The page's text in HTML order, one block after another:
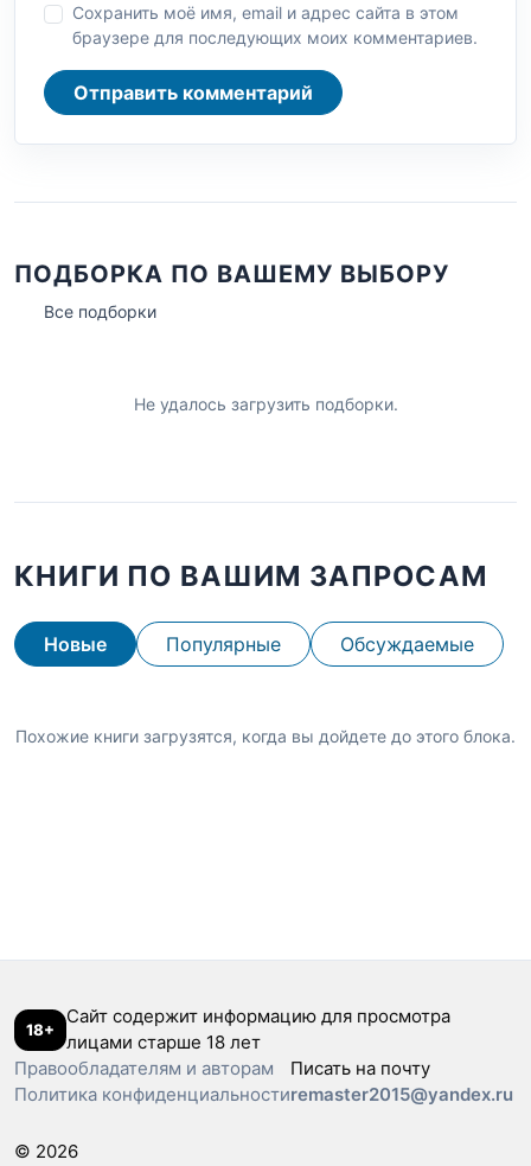
Сохранить моё имя, email и адрес сайта в этом
браузере для последующих моих комментариев.
Отправить комментарий
ПОДБОРКА ПО ВАШЕМУ ВЫБОРУ
Все подборки
Не удалось загрузить подборки.
КНИГИ ПО ВАШИМ ЗАПРОСАМ
Новые Популярные Обсуждаемые
Похожие книги загрузятся, когда вы дойдете до этого блока.
18+
Сайт содержит информацию для просмотра
лицами старше 18 лет
Правообладателям и авторам
Политика конфиденциальности
Писать на почту
remaster2015@yandex.ru
© 2026